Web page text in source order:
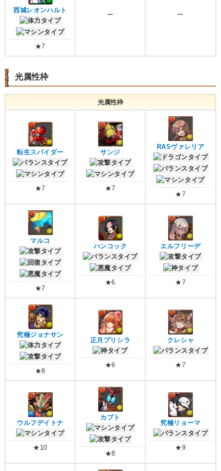
西城レオンハルト
★7
ー ー
光属性枠
光属性枠
転生スパイダー
★7
サンジ
★7
RASヴァレリア
★7
マルコ
★7
ハンコック
★6
エルフリーデ
★7
究極ジョナサン
★8
正月プリシラ
★6
クレシャ
★7
ウルフデイトナ
★10
カブト
★8
究極リョーマ
★9